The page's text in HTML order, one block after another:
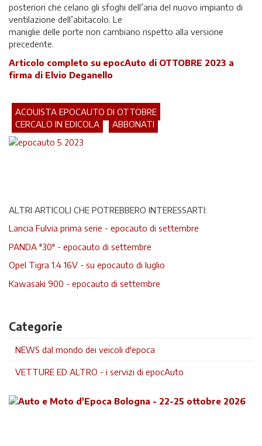
posteriori che celano gli sfoghi dell’aria del nuovo impianto di
ventilazione dell’abitacolo. Le
maniglie delle porte non cambiano rispetto alla versione
precedente.
Articolo completo su epocAuto di OTTOBRE 2023 a
firma di Elvio Deganello
ACQUISTA EPOCAUTO DI OTTOBRE
CERCALO IN EDICOLA
ABBONATI
ALTRI ARTICOLI CHE POTREBBERO INTERESSARTI:
Lancia Fulvia prima serie - epocauto di settembre
PANDA "30" - epocauto di settembre
Opel Tigra 1.4 16V - su epocauto di luglio
Kawasaki 900 - epocauto di settembre
Categorie
NEWS dal mondo dei veicoli d'epoca
VETTURE ED ALTRO - i servizi di epocAuto